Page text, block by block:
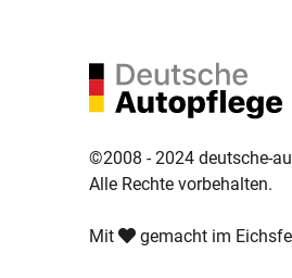
©2008 - 2024 deutsche-
Alle Rechte vorbehalten.
Mit gemacht im